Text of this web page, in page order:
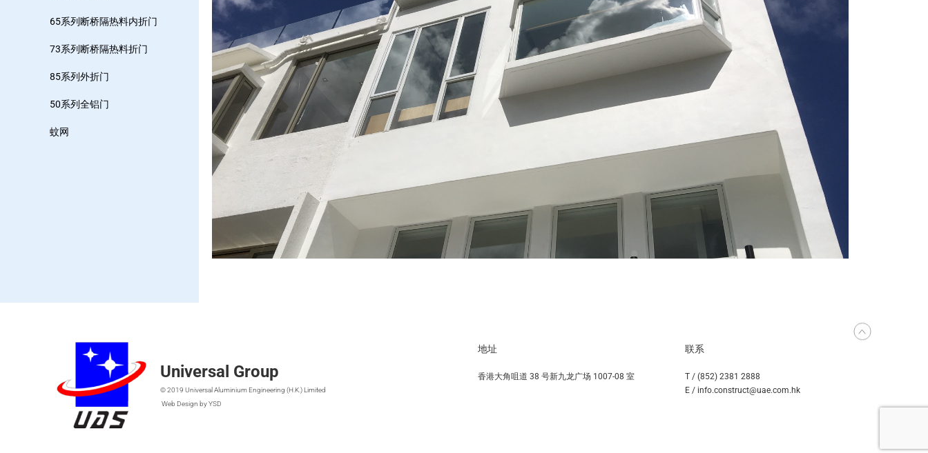
65系列断桥隔热料内折门
73系列断桥隔热料折门
85系列外折门
50系列全铝门
蚊网
Universal Group
© 2019 Universal Aluminium Engineering (H.K.) Limited
Web Design by YSD
地址
香港大角咀道 38 号新九龙广场 1007-08 室
联系
T / (852) 2381 2888
E / info.construct@uae.com.hk